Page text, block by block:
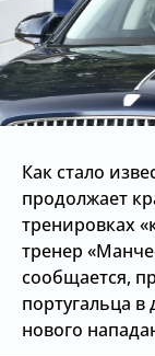
Как стало
продолжает
тренировках
тренер
сообщается,
португальца
нового